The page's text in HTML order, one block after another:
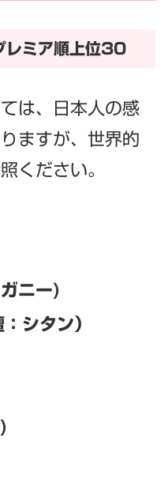
レミア順上位30
は、日本人の感
ますが、世界的
ください。
ニー)
シタン）